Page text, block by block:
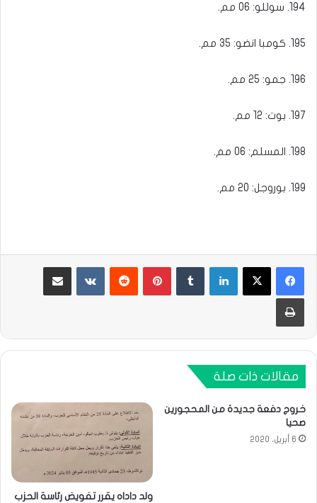
194. سوللو: 06 مم.
195. كومبا انضو: 35 مم.
196. جمو: 25 مم.
197. بوت: 12 مم.
198. المسلم: 06 مم.
199. بوروجل: 20 مم.
لينكدإن بينتيريست مشاركة عبر البريد
طباعة
مقالات ذات صلة
خروج دفعة جديدة من المحجورين
صحيا
6 أبريل، 2020
ولد داداه يقرر تفويض رئاسة الحزب